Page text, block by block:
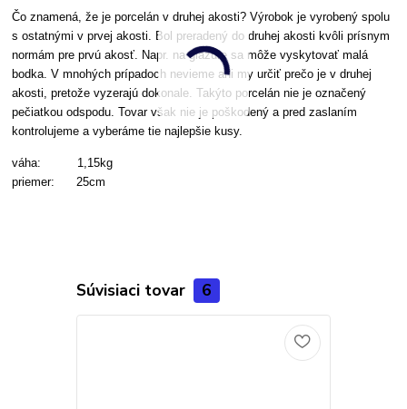
Čo znamená, že je porcelán v druhej akosti? Výrobok je vyrobený spolu
s ostatnými v prvej akosti. Bol preradený do druhej akosti kvôli prísnym
normám pre prvú akosť. Napr. na glazúre sa môže vyskytovať malá
bodka. V mnohých prípadoch nevieme ani my určiť prečo je v druhej
akosti, pretože vyzerajú dokonale. Takýto porcelán nie je označený
pečiatkou odspodu. Tovar však nie je poškodený a pred zaslaním
kontrolujeme a vyberáme tie najlepšie kusy.
váha: 1,15kg
priemer: 25cm
Súvisiaci tovar 6